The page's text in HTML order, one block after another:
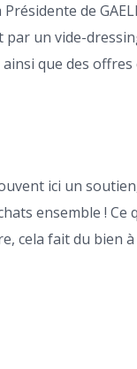
de
un vide-
que des
ici un
ensemble ! Ce
cela fait du bien